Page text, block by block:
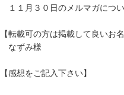
１１月３０日のメルマガにつ
【転載可の方は掲載して良いお
なずみ様
【感想をご記入下さい】